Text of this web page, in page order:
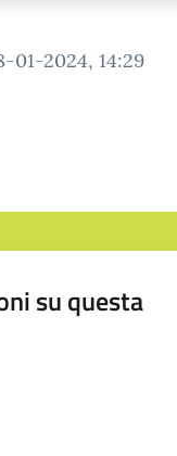
01-2024, 14:29
su questa